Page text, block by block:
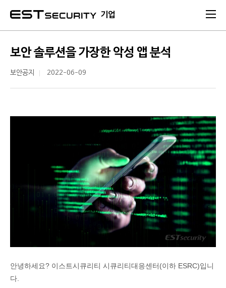
기업
보안 솔루션을 가장한 악성 앱 분석
보안공지 2022-06-09
안녕하세요? 이스트시큐리티 시큐리티대응센터(이하 ESRC)입니
다.